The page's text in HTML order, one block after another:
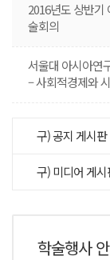
2016년도 상반기
술회의
서울대 아시아연
– 사회적경제와
구) 공지 게시판
구) 미디어 게시
학술행사